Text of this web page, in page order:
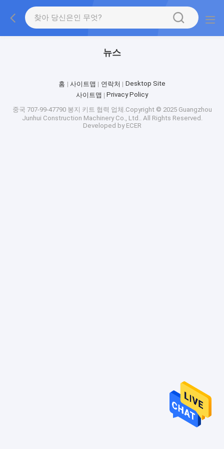
뉴스
홈 사이트맵 연락처
Desktop Site
사이트맵
Privacy Policy
중국 707-99-47790 봉지 키트 협력 업체.Copyright © 2025 Guangzhou
Junhui Construction Machinery Co., Ltd.. All Rights Reserved.
Developed by ECER